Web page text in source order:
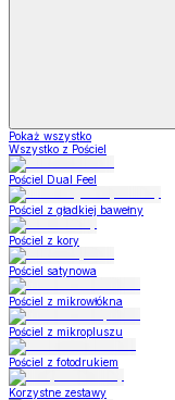
Pokaż wszystko
Wszystko z Pościel
Pościel Dual Feel
Pościel z gładkiej bawełny
Pościel z kory
Pościel satynowa
Pościel z mikrowłókna
Pościel z mikropluszu
Pościel z fotodrukiem
Korzystne zestawy